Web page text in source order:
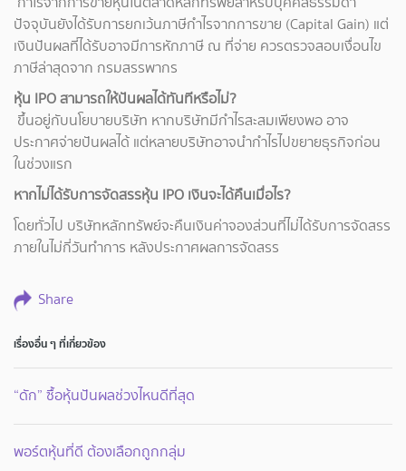
ปัจจุบันยังได้รับการยกเว้นภาษีกำไรจากการขาย (Capital Gain) แต่
เงินปันผลที่ได้รับอาจมีการหักภาษี ณ ที่จ่าย ควรตรวจสอบเงื่อนไข
ภาษีล่าสุดจาก กรมสรรพากร
หุ้น IPOสามารถให้ปันผลได้ทันทีหรือไม่?
ขึ้นอยู่กับนโยบายบริษัท หากบริษัทมีกำไรสะสมเพียงพอ อาจ
ประกาศจ่ายปันผลได้ แต่หลายบริษัทอาจนำกำไรไปขยายธุรกิจก่อน
ในช่วงแรก
หากไม่ได้รับการจัดสรรหุ้น IPO เงินจะได้คืนเมื่อไร?
โดยทั่วไป บริษัทหลักทรัพย์จะคืนเงินค่าจองส่วนที่ไม่ได้รับการจัดสรร
ภายในไม่กี่วันทำการ หลังประกาศผลการจัดสรร
Share
เรื่องอื่น ๆ ที่เกี่ยวข้อง
“ดัก” ซื้อหุ้นปันผลช่วงไหนดีที่สุด
พอร์ตหุ้นที่ดี ต้องเลือกถูกกลุ่ม